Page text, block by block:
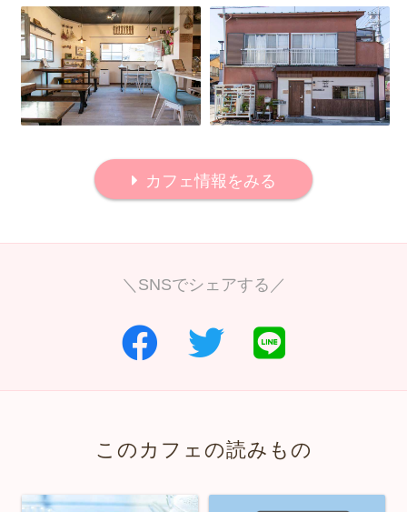
カフェ情報をみる
＼SNSでシェアする／
このカフェの読みもの